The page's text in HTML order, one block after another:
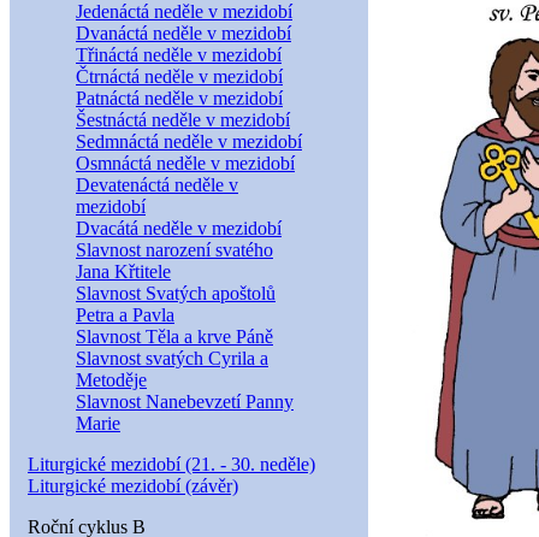
Jedenáctá neděle v mezidobí
Dvanáctá neděle v mezidobí
Třináctá neděle v mezidobí
Čtrnáctá neděle v mezidobí
Patnáctá neděle v mezidobí
Šestnáctá neděle v mezidobí
Sedmnáctá neděle v mezidobí
Osmnáctá neděle v mezidobí
Devatenáctá neděle v
mezidobí
Dvacátá neděle v mezidobí
Slavnost narození svatého
Jana Křtitele
Slavnost Svatých apoštolů
Petra a Pavla
Slavnost Těla a krve Páně
Slavnost svatých Cyrila a
Metoděje
Slavnost Nanebevzetí Panny
Marie
Liturgické mezidobí (21. - 30. neděle)
Liturgické mezidobí (závěr)
Roční cyklus B